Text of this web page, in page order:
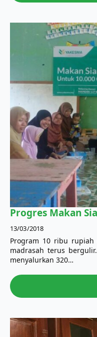
Progres Makan
13/03/2018
Program 10 ribu
madrasah terus
menyalurkan 320…